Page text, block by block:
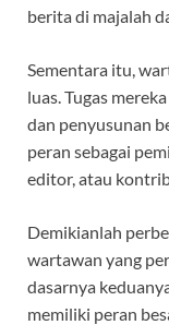
berita di majalah
Sementara itu,
luas. Tugas
dan penyusunan
peran sebagai
editor, atau
Demikianlah
wartawan yang
dasarnya
memiliki peran